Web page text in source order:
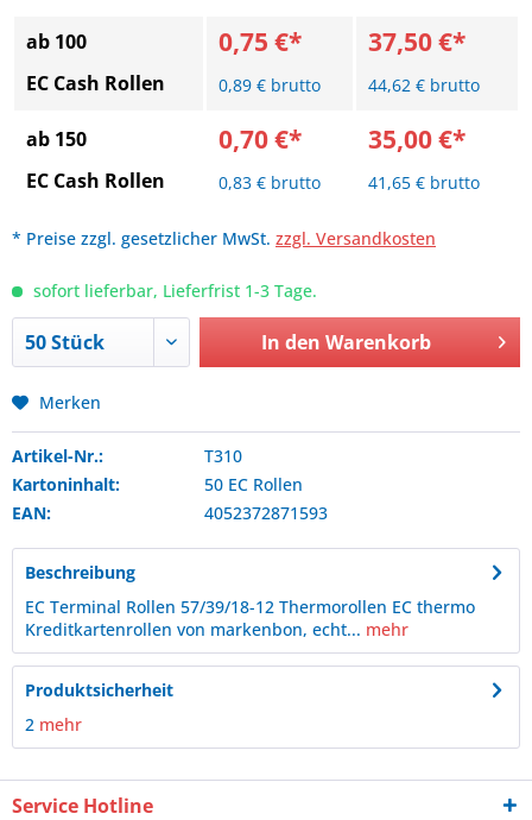
ab 100
EC Cash Rollen
0,75 €*
0,89 € brutto
37,50 €*
44,62 € brutto
ab 150
EC Cash Rollen
0,70 €*
0,83 € brutto
35,00 €*
41,65 € brutto
* Preise zzgl. gesetzlicher MwSt. zzgl. Versandkosten
sofort lieferbar, Lieferfrist 1-3 Tage.
In den Warenkorb
Merken
Artikel-Nr.:
T310
Kartoninhalt:
50 EC Rollen
EAN:
4052372871593
Beschreibung
EC Terminal Rollen 57/39/18-12 Thermorollen EC thermo
Kreditkartenrollen von markenbon, echt... mehr
Produktsicherheit
2 mehr
Service Hotline